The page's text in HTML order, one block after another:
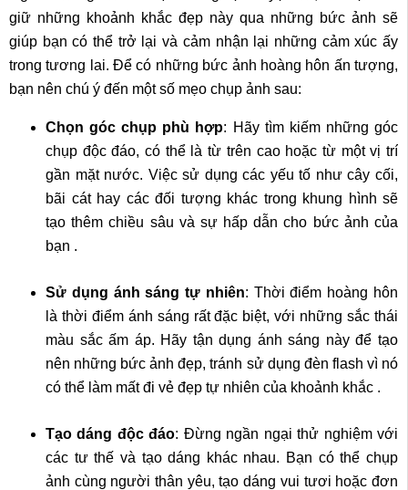
giữ những khoảnh khắc đẹp này qua những bức ảnh sẽ
giúp bạn có thể trở lại và cảm nhận lại những cảm xúc ấy
trong tương lai. Để có những bức ảnh hoàng hôn ấn tượng,
bạn nên chú ý đến một số mẹo chụp ảnh sau:
Chọn góc chụp phù hợp: Hãy tìm kiếm những góc
chụp độc đáo, có thể là từ trên cao hoặc từ một vị trí
gần mặt nước. Việc sử dụng các yếu tố như cây cối,
bãi cát hay các đối tượng khác trong khung hình sẽ
tạo thêm chiều sâu và sự hấp dẫn cho bức ảnh của
bạn .
Sử dụng ánh sáng tự nhiên: Thời điểm hoàng hôn
là thời điểm ánh sáng rất đặc biệt, với những sắc thái
màu sắc ấm áp. Hãy tận dụng ánh sáng này để tạo
nên những bức ảnh đẹp, tránh sử dụng đèn flash vì nó
có thể làm mất đi vẻ đẹp tự nhiên của khoảnh khắc .
Tạo dáng độc đáo: Đừng ngần ngại thử nghiệm với
các tư thế và tạo dáng khác nhau. Bạn có thể chụp
ảnh cùng người thân yêu, tạo dáng vui tươi hoặc đơn